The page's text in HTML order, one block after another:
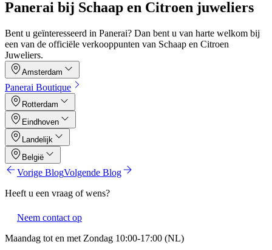
Panerai bij Schaap en Citroen juweliers
Bent u geïnteresseerd in Panerai? Dan bent u van harte welkom bij
een van de officiële verkooppunten van Schaap en Citroen
Juweliers.
Amsterdam
Panerai Boutique
Rotterdam
Eindhoven
Landelijk
België
Vorige BlogVolgende Blog
Heeft u een vraag of wens?
Neem contact op
Maandag tot en met Zondag 10:00-17:00 (NL)